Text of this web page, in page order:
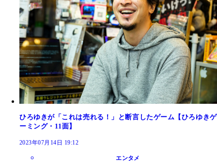
ひろゆきが「これは売れる！」と断言したゲーム【ひろゆきゲ
ーミング・11面】
2023年07月14日 19:12
エンタメ